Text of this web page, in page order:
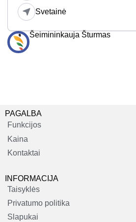
Svetainė
Šeimininkauja Šturmas
PAGALBA
Funkcijos
Kaina
Kontaktai
INFORMACIJA
Taisyklės
Privatumo politika
Slapukai